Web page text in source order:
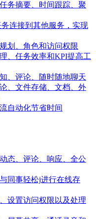
务摘要、时间跟踪、聚
连接到其他服务，实现
划、角色和访问权限
、任务效率和KPI提高工
、评论、随时随地聊天
、文件存储、文档、外
自动化节省时间
态、评论、响应、全公
同事轻松j进行在线存
设置访问权限以及处理